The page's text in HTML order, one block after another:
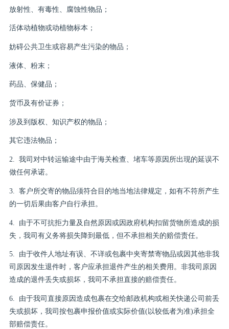
放射性、有毒性、腐蚀性物品；
活体动植物或动植物标本；
妨碍公共卫生或容易产生污染的物品；
液体、粉末；
药品、保健品；
货币及有价证券；
涉及到版权、知识产权的物品；
其它违法物品；
2. 我司对中转运输途中由于海关检查、堵车等原因所出现的延误不
做任何承诺。
3. 客户所交寄的物品须符合目的地当地法律规定，如有不符所产生
的一切后果由客户自行承担。
4. 由于不可抗拒力量及自然原因或因政府机构扣留货物所造成的损
失，我司有义务将损失降到最低，但不承担相关的赔偿责任。
5. 由于收件人地址有误、不详或包裹中夹寄禁寄物品或因其他非我
司原因发生退件时，客户应承担退件产生的相关费用。非我司原因
造成的退件丢失或损坏，我司不承担直接的赔偿责任。
6. 由于我司直接原因造成包裹在交给邮政机构或相关快递公司前丢
失或损坏，我司按包裹申报价值或实际价值(以较低者为准)承担全
部赔偿责任。